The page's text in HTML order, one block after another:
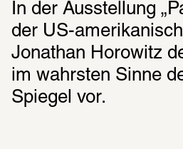
In der Ausstellung
der US-
Jonathan Horowitz
im wahrsten Sinne
Spiegel vor.